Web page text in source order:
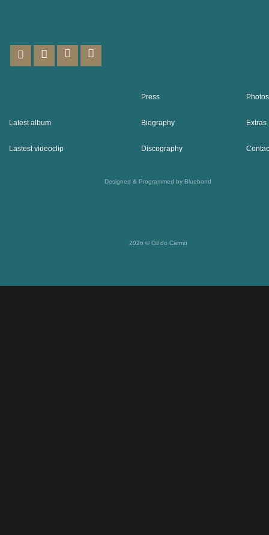
Latest album
Lastest videoclip
Press
Biography
Discography
Photos
Extras
Designed & Programmed by Bluebond
2026 © Gil do Carmo